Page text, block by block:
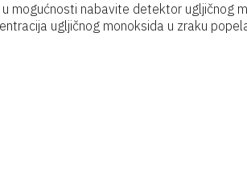
mogućnosti nabavite detektor ugljičnog
ugljičnog monoksida u zraku